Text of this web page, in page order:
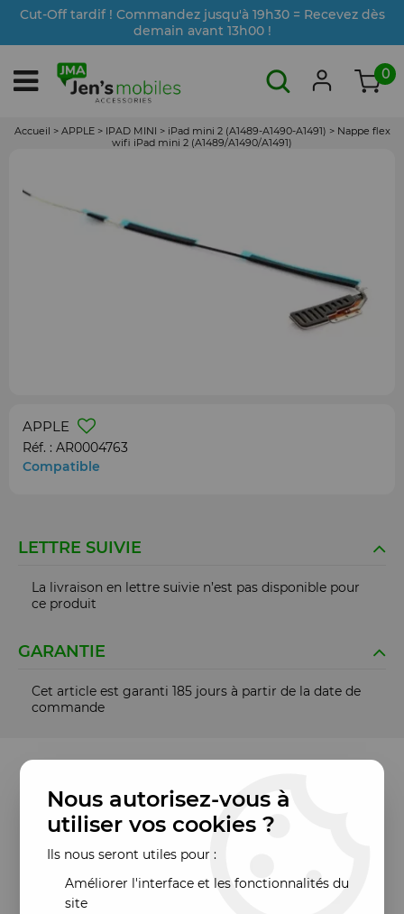
Cut-Off tardif ! Commandez jusqu'à 19h30 = Recevez dès
demain avant 13h00 !
0
Accueil > APPLE > IPAD MINI > iPad mini 2 (A1489-A1490-A1491) > Nappe flex
wifi iPad mini 2 (A1489/A1490/A1491)
APPLE
Réf. : AR0004763
Compatible
LETTRE SUIVIE
La livraison en lettre suivie n’est pas disponible pour
ce produit
GARANTIE
Cet article est garanti 185 jours à partir de la date de
commande
Nous autorisez-vous à
utiliser vos cookies ?
Ils nous seront utiles pour :
Améliorer l'interface et les fonctionnalités du
site